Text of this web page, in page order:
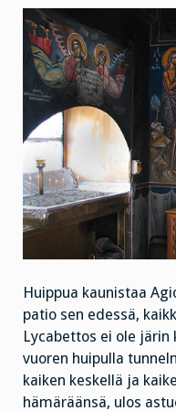
Huippua kaunistaa
patio sen edessä,
Lycabettos ei ole
vuoren huipulla
kaiken keskellä ja
hämäräänsä, ulos